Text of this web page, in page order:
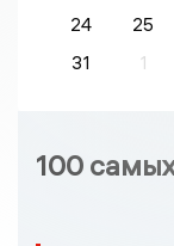
24
25
31
1
100